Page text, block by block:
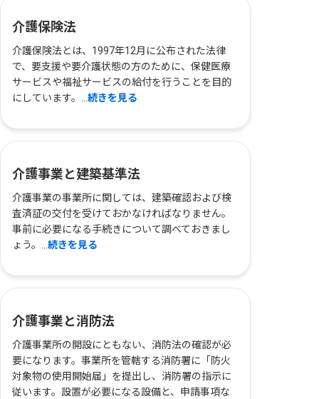
介護保険法
介護保険法とは、1997年12月に公布された法律
で、要支援や要介護状態の方のために、保健医療
サービスや福祉サービスの給付を行うことを目的
にしています。...続きを見る
介護事業と建築基準法
介護事業の事業所に関しては、建築確認および検
査済証の交付を受けておかなければなりません。
事前に必要になる手続きについて調べておきまし
ょう。...続きを見る
介護事業と消防法
介護事業所の開設にともない、消防法の確認が必
要になります。事業所を管轄する消防署に「防火
対象物の使用開始届」を提出し、消防署の指示に
従います。設置が必要になる設備と、申請事項な